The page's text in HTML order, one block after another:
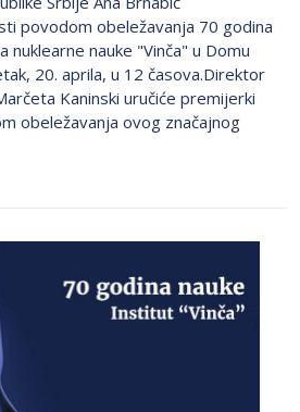
povodom obeležavanja 70 godina
nauke "Vinča" u Domu
20. aprila, u 12 časova.Direktor
Kaninski uručiće premijerki
obeležavanja ovog značajnog